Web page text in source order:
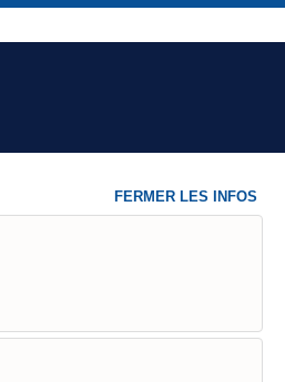
FERMER LES INFOS